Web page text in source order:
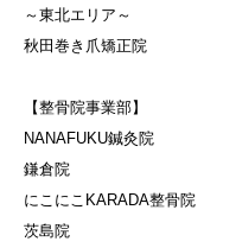
～東北エリア～
秋田巻き爪矯正院
【整骨院事業部】
NANAFUKU鍼灸院
鎌倉院
にこにこKARADA整骨院
茨島院